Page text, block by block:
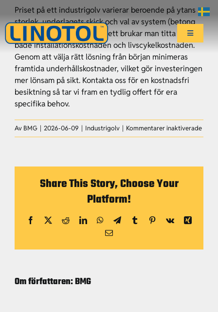
Fortsätt
innehållet
Toggle
Start
Affärsområden
Center of Excellence
Karriär
Kontakt
Priset på ett industrigolv varierar beroende på ytans
storlek, underlagets skick och val av system (betong
eller härdplast). Generellt sett brukar man titta på
både installationskostnaden och livscykelkostnaden.
Genom att välja rätt lösning från början minimeras
framtida underhållskostnader, vilket gör investeringen
mer lönsam på sikt. Kontakta oss för en kostnadsfri
besiktning så tar vi fram en tydlig offert för era
specifika behov.
Av BMG | 2026-06-09 | Industrigolv | Kommentarer inaktiveradeför
Vad
Share This Story, Choose Your
Platform!
Facebook
X RedditLinkedInWhatsApp
TelegramTumblrPinterest
Vk
Xing
E-
Om författaren:BMG